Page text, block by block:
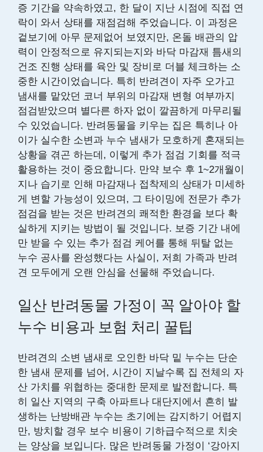
증 기간을 약속하였고, 한 달이 지난 시점에 직접 연
락이 와서 상태를 재점검해 주었습니다. 이 과정은
겉보기에 아무 문제없어 보였지만, 온돌 배관의 압
력이 안정적으로 유지되는지와 바닥 마감재 틈새의
건조 진행 상태를 육안 및 장비로 더블 체크하는 소
중한 시간이었습니다. 특히 반려견이 자주 오가고
냄새를 맡았던 코너 부위의 마감재 변형 여부까지
점검받았으며 별다른 하자 없이 깔끔하게 마무리될
수 있었습니다. 반려동물을 키우는 집은 특히나 아
이가 실수한 소변과 누수 냄새가 모호하게 혼재되는
상황을 겪곤 하는데, 이렇게 추가 점검 기회를 적극
활용하는 것이 중요합니다. 만약 보수 후 1~2개월이
지나 습기로 인해 마감재나 접착제의 상태가 미세하
게 변할 가능성이 있으며, 그 타이밍에 전문가 추가
점검을 받는 것은 반려견의 쾌적한 환경을 보다 확
실하게 지키는 방법이 될 것입니다. 보증 기간 내에
만 받을 수 있는 추가 점검 케어를 통해 뒤탈 없는
누수 공사를 완성했다는 사실이, 저희 가족과 반려
견 모두에게 오랜 안심을 선물해 주었습니다.
일산 반려동물 가정이 꼭 알아야 할
누수 비용과 보험 처리 꿀팁
반려견의 소변 냄새로 오인한 바닥 밑 누수는 단순
한 냄새 문제를 넘어, 시간이 지날수록 집 전체의 자
산 가치를 위협하는 중대한 문제로 발전합니다. 특
히 일산 지역의 구축 아파트나 대단지에서 흔히 발
생하는 난방배관 누수는 초기에는 감지하기 어렵지
만, 방치할 경우 보수 비용이 기하급수적으로 치솟
는 양상을 보입니다. 많은 반려동물 가정이 ‘강아지